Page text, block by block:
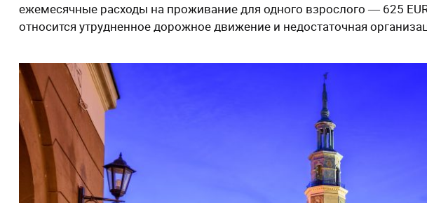
ежемесячные расходы на проживание для одного взрослого ― 625
относится утрудненное дорожное движение и недостаточная